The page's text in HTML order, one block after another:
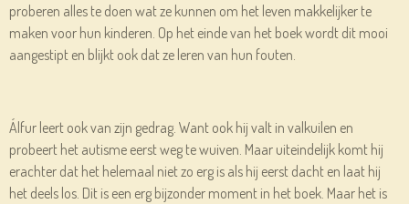
proberen alles te doen wat ze kunnen om het leven makkelijker te
maken voor hun kinderen. Op het einde van het boek wordt dit mooi
aangestipt en blijkt ook dat ze leren van hun fouten.
Álfur leert ook van zijn gedrag. Want ook hij valt in valkuilen en
probeert het autisme eerst weg te wuiven. Maar uiteindelijk komt hij
erachter dat het helemaal niet zo erg is als hij eerst dacht en laat hij
het deels los. Dit is een erg bijzonder moment in het boek. Maar het is